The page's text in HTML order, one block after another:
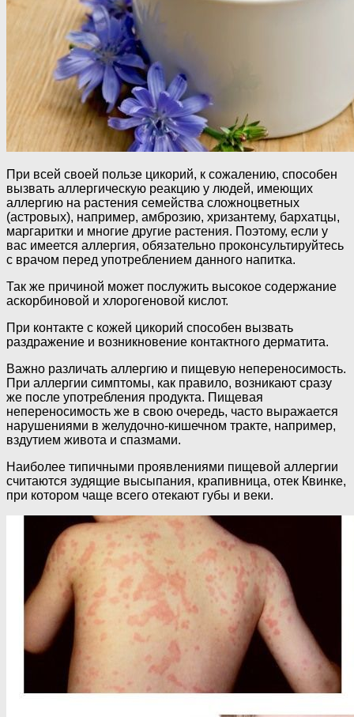
При всей своей пользе цикорий, к сожалению, способен
вызвать аллергическую реакцию у людей, имеющих
аллергию на растения семейства сложноцветных
(астровых), например, амброзию, хризантему, бархатцы,
маргаритки и многие другие растения. Поэтому, если у
вас имеется аллергия, обязательно проконсультируйтесь
с врачом перед употреблением данного напитка.
Так же причиной может послужить высокое содержание
аскорбиновой и хлорогеновой кислот.
При контакте с кожей цикорий способен вызвать
раздражение и возникновение контактного дерматита.
Важно различать аллергию и пищевую непереносимость.
При аллергии симптомы, как правило, возникают сразу
же после употребления продукта. Пищевая
непереносимость же в свою очередь, часто выражается
нарушениями в желудочно-кишечном тракте, например,
вздутием живота и спазмами.
Наиболее типичными проявлениями пищевой аллергии
считаются зудящие высыпания, крапивница, отек Квинке,
при котором чаще всего отекают губы и веки.